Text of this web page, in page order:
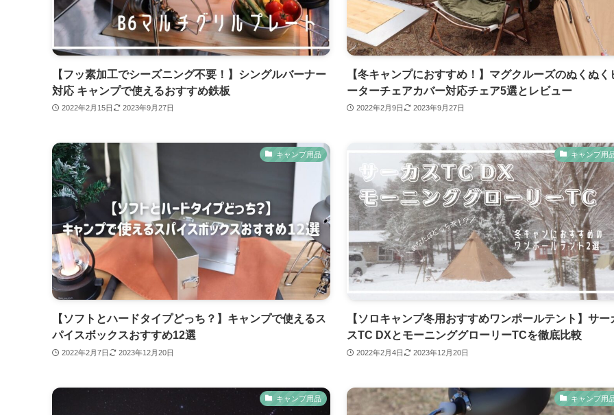
【フッ素加工でシーズニング不要！】シングルバーナー
対応 キャンプで使えるおすすめ鉄板
2022年2月15日 2023年9月27日
【冬キャンプにおすすめ！】マグクルーズのぬくぬく
ーターチェアカバー対応チェア5選とレビュー
2022年2月9日 2023年9月27日
キャンプ用品
【ソフトとハードタイプどっち？】キャンプで使えるス
パイスボックスおすすめ12選
2022年2月7日 2023年12月20日
キャンプ用
【ソロキャンプ冬用おすすめワンポールテント】サー
スTC DXとモーニンググローリーTCを徹底比較
2022年2月4日 2023年12月20日
キャンプ用品 キャンプ用